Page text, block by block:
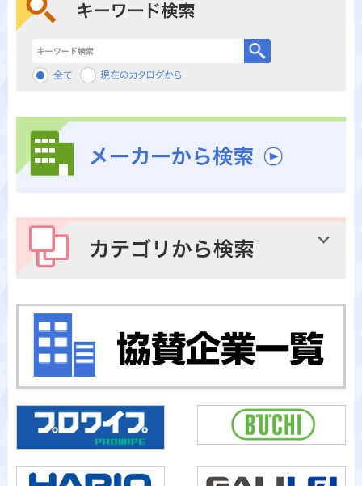
キーワード検索